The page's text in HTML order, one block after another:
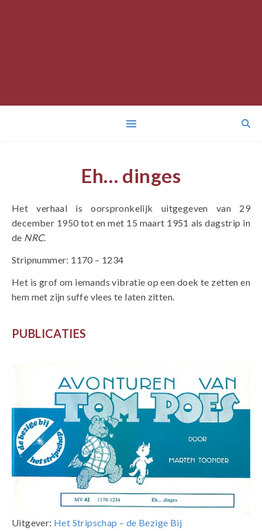
Eh… dinges
Het verhaal is oorspronkelijk uitgegeven van 29
december 1950 tot en met 15 maart 1951 als dagstrip in
de NRC.
Stripnummer: 1170 – 1234
Het is grof om iemands vibratie op een doek te zetten en
hem met zijn suffe vlees te laten zitten.
PUBLICATIES
Uitgever: Het Stripschap – de Bezige Bij